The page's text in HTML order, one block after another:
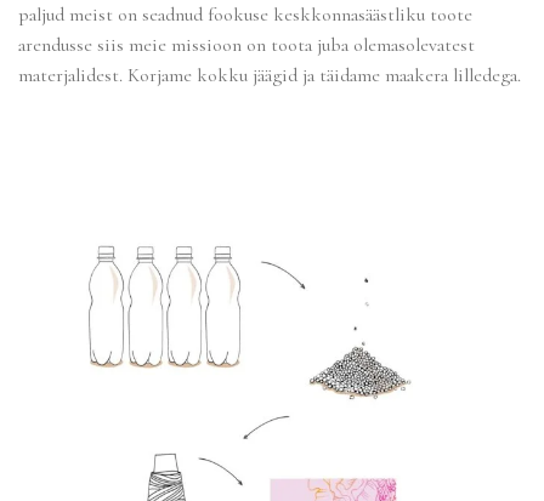
paljud meist on seadnud fookuse keskkonnasäästliku toote
arendusse siis meie missioon on toota juba olemasolevatest
materjalidest. Korjame kokku jäägid ja täidame maakera lilledega.